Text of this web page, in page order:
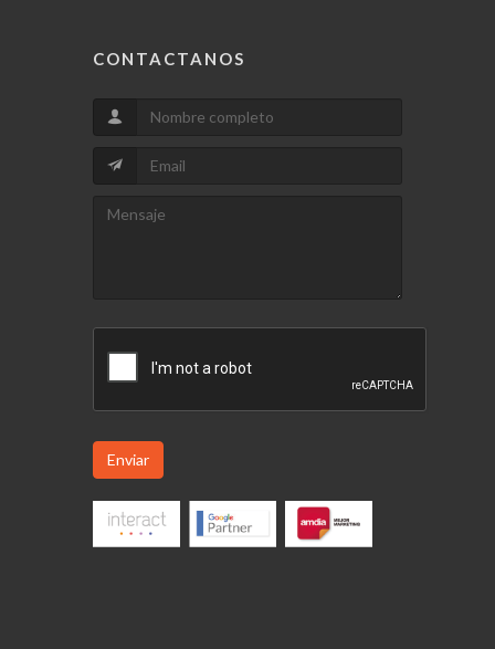
CONTACTANOS
Enviar